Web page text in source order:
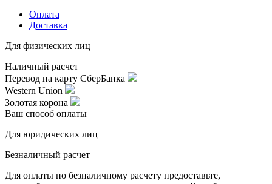
Оплата
Доставка
Для физических лиц
Наличный расчет
Перевод на карту СберБанка
Western Union
Золотая корона
Ваш способ оплаты
Для юридических лиц
Безналичный расчет
Для оплаты по безналичному расчету предоставьте,